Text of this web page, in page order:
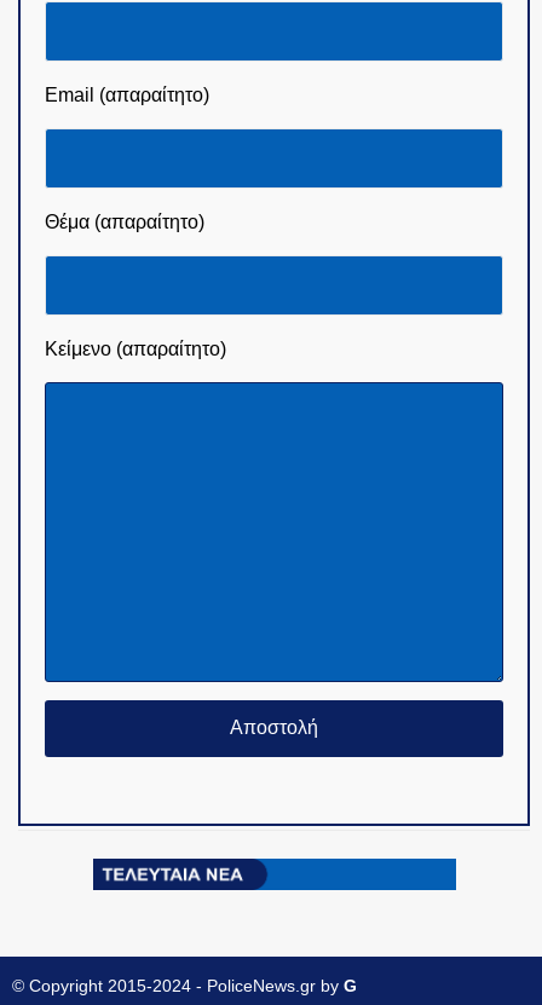
Email (απαραίτητο)
Θέμα (απαραίτητο)
Κείμενο (απαραίτητο)
© Copyright 2015-2024 - PoliceNews.gr by G